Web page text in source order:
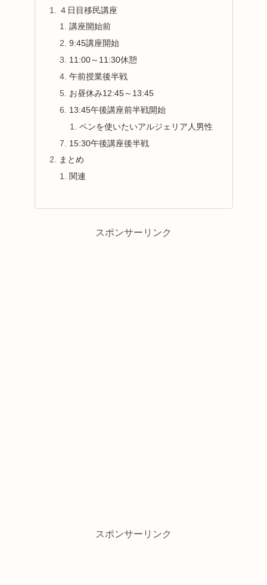
４日目移民講座
講座開始前
9:45講座開始
11:00～11:30休憩
午前授業後半戦
お昼休み12:45～13:45
13:45午後講座前半戦開始
ペンを使いたいアルジェリア人男性
15:30午後講座後半戦
まとめ
関連
スポンサーリンク
スポンサーリンク